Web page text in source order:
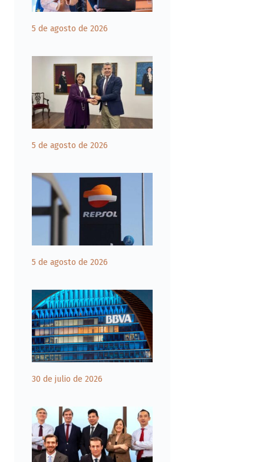
5 de agosto de 2026
5 de agosto de 2026
5 de agosto de 2026
30 de julio de 2026